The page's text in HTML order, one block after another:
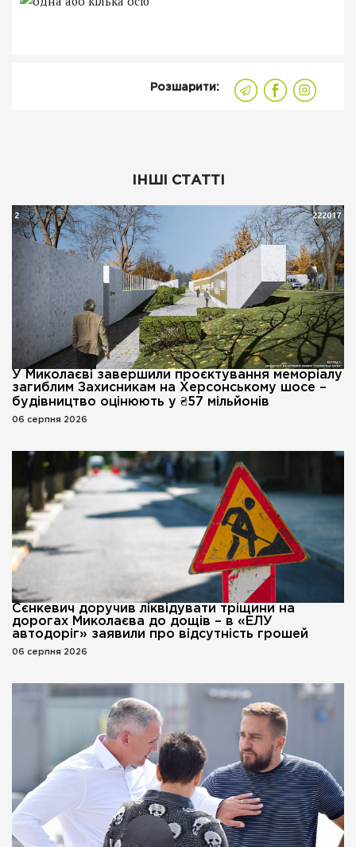
Розшарити:
ІНШІ СТАТТІ
У Миколаєві завершили проєктування меморіалу
загиблим Захисникам на Херсонському шосе –
будівництво оцінюють у ₴57 мільйонів
06 серпня 2026
Сєнкевич доручив ліквідувати тріщини на
дорогах Миколаєва до дощів – в «ЕЛУ
автодоріг» заявили про відсутність грошей
06 серпня 2026